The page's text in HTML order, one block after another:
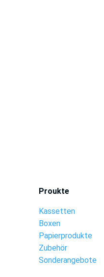
Proukte
Kassetten
Boxen
Papierprodukte
Zubehör
Sonderangebote